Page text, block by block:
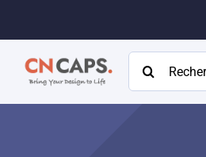
contenu
Rechercher: